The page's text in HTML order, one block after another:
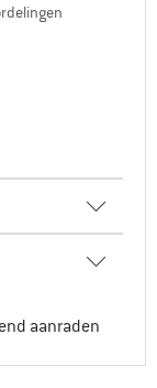
aanraden